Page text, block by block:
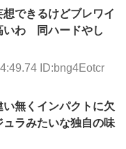
できるけどブレワイ
いわ 同ハードやし
ID:bng4Eotcr
無くインパクトに欠
ラみたいな独自の味